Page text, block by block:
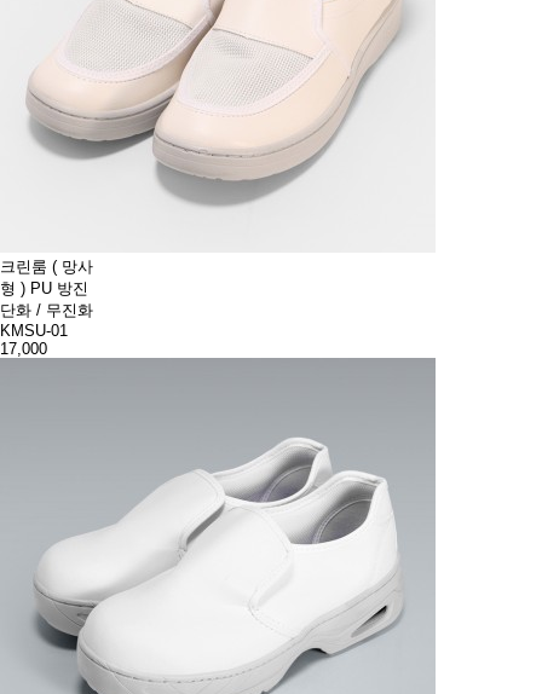
크린룸 ( 망사
형 ) PU 방진
단화 / 무진화
KMSU-01
17,000